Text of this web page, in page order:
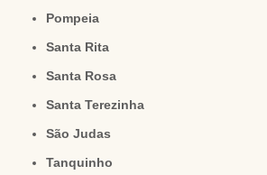
Pompeia
Santa Rita
Santa Rosa
Santa Terezinha
São Judas
Tanquinho